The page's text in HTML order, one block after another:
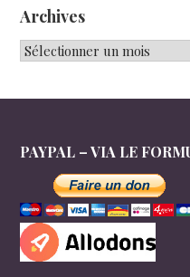
Archives
Archives
PAYPAL – VIA LE